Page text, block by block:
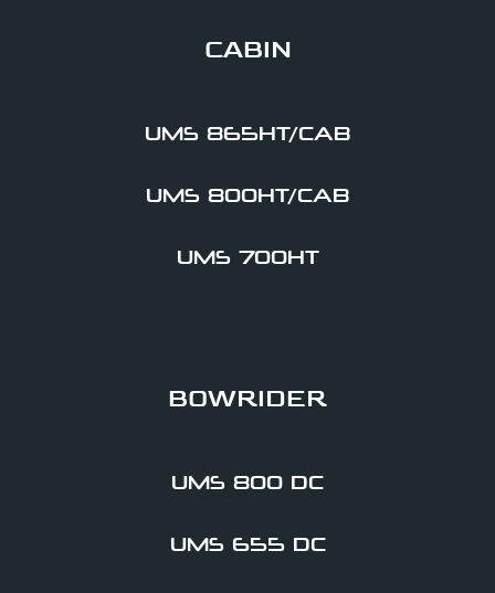
CABIN
UMS 865HT/CAB
UMS 800HT/CAB
UMS 700HT
BOWRIDER
UMS 800 DC
UMS 655 DC